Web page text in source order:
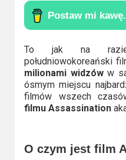
na
faktach
Thrillery
Streaming
Amazon
Video
To jak na razie
południowokoreański
milionami widzóww
ósmym miejscu
filmów wszech
filmu Assassination
O czym jest film